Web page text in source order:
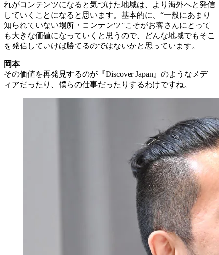
れがコンテンツになると気づけた地域は、より海外へと発信
していくことになると思います。基本的に、“一般にあまり
知られていない場所・コンテンツ”こそがお客さんにとって
も大きな価値になっていくと思うので、どんな地域でもそこ
を発信していけば勝てるのではないかと思っています。
岡本
その価値を再発見するのが『Discover Japan』のようなメデ
ィアだったり、僕らの仕事だったりするわけですね。